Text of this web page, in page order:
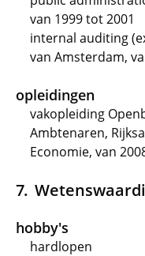
van 1999 tot 2001
internal auditing
van Amsterdam,
opleidingen
vakopleiding
Ambtenaren,
Economie, van
hobby's
hardlopen